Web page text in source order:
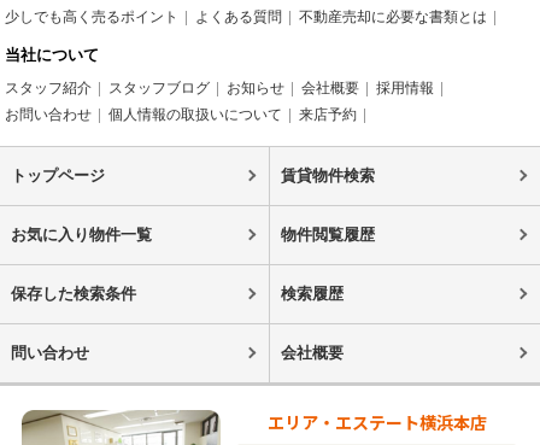
少しでも高く売るポイント
よくある質問 不動産売却に必要な書類とは
当社について
スタッフ紹介 スタッフブログ お知らせ 会社概要
採用情報
お問い合わせ
個人情報の取扱いについて 来店予約
トップページ 賃貸物件検索
お気に入り物件一覧 物件閲覧履歴
保存した検索条件 検索履歴
問い合わせ 会社概要
エリア・エステート横浜本店